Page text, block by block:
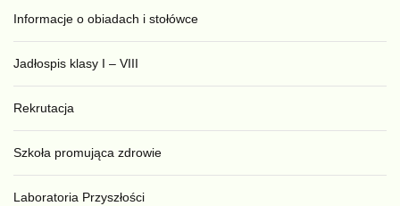
Informacje o obiadach i stołówce
Jadłospis klasy I – VIII
Rekrutacja
Szkoła promująca zdrowie
Laboratoria Przyszłości